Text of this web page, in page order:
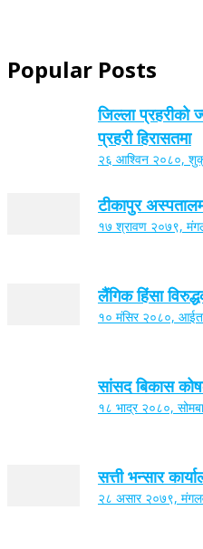
Popular Posts
जिल्ला प्रहरीको
प्रहरी हिरासतमा
२६ आश्विन २०८०,
टीकापुर
१७ श्रावण २०७९,
लैंगिक हिंसा
१० मंसिर २०८०,
सांसद बिकास
१८ भाद्र २०८०,
सत्ती भन्सार
२८ असार २०७९,